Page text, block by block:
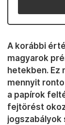
A korábbi
magyarok
hetekben. Ez
mennyit
a papírok
fejtörést
jogszabályok